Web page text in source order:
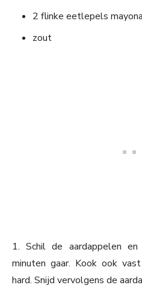
2 flinke eetlepels
zout
1. Schil de aardappelen
minuten gaar. Kook ook
hard. Snijd vervolgens de